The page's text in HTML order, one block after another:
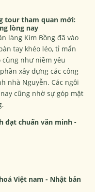
tour tham quan mới:
lòng nay
làng Kim Bồng đã vào
tay khéo léo, tỉ mẩn
như niềm yêu
xây dựng các công
nhà Nguyễn. Các ngôi
cũng nhờ sự góp mặt
đạt chuẩn văn minh -
Việt nam - Nhật bản